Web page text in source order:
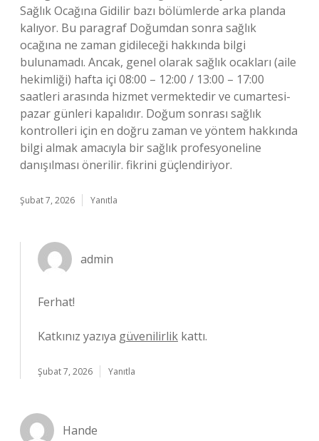
Sağlık Ocağına Gidilir bazı bölümlerde arka planda
kalıyor. Bu paragraf Doğumdan sonra sağlık
ocağına ne zaman gidileceği hakkında bilgi
bulunamadı. Ancak, genel olarak sağlık ocakları (aile
hekimliği) hafta içi 08:00 – 12:00 / 13:00 – 17:00
saatleri arasında hizmet vermektedir ve cumartesi-
pazar günleri kapalıdır. Doğum sonrası sağlık
kontrolleri için en doğru zaman ve yöntem hakkında
bilgi almak amacıyla bir sağlık profesyoneline
danışılması önerilir. fikrini güçlendiriyor.
Şubat 7, 2026 Yanıtla
admin
Ferhat!
Katkınız yazıya güvenilirlik kattı.
Şubat 7, 2026 Yanıtla
Hande